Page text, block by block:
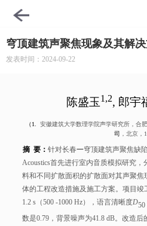
穹顶建筑声聚焦现象及其解
发表时间：2024-09-22
陈盛玉1,2, 郎宇
（1. 安徽建筑大学数理学院声学研究所，合肥
司
，北京，
摘 要： 针对长春一穹顶建筑声聚焦缺
Acoustics首先进行室内音质模拟研究，
料和不同扩散面积的扩散面对其声聚
体的工程改造措施及施工方案。项目
1.2 s（500 -1000 Hz），语言清晰度D50
数是0.79，背景噪声为41.8 dB。改造后